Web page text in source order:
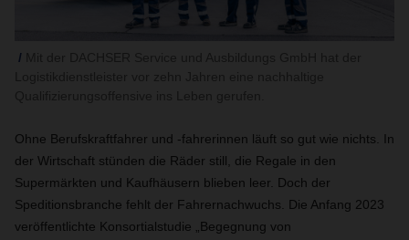
Ohne Berufskraftfahrer und -fahrerinnen läuft so gut wie nichts. In
der Wirtschaft stünden die Räder still, die Regale in den
Supermärkten und Kaufhäusern blieben leer. Doch der
Speditionsbranche fehlt der Fahrernachwuchs. Die Anfang 2023
veröffentlichte Konsortialstudie „Begegnung von